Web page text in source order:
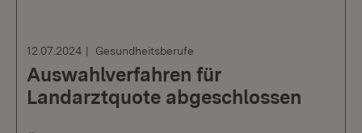
12.07.2024 Gesundheitsberufe
Auswahlverfahren für
Landarztquote abgeschlossen